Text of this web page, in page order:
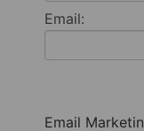
Email:
Email